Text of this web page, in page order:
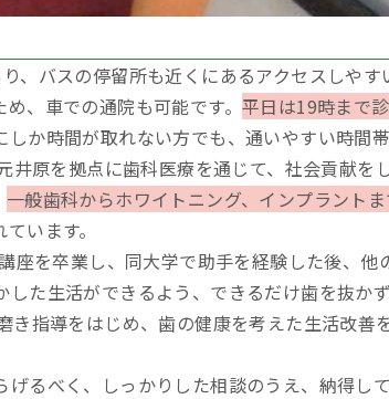
、バスの停留所も近くにあるアクセスしやす
、車での通院も可能です。平日は19時まで診
か時間が取れない方でも、通いやすい時間帯
原を拠点に歯科医療を通じて、社会貢献を
一般歯科からホワイトニング、インプラントま
います。
座を卒業し、同大学で助手を経験した後、他
た生活ができるよう、できるだけ歯を抜かず
き指導をはじめ、歯の健康を考えた生活改善
るべく、しっかりした相談のうえ、納得して